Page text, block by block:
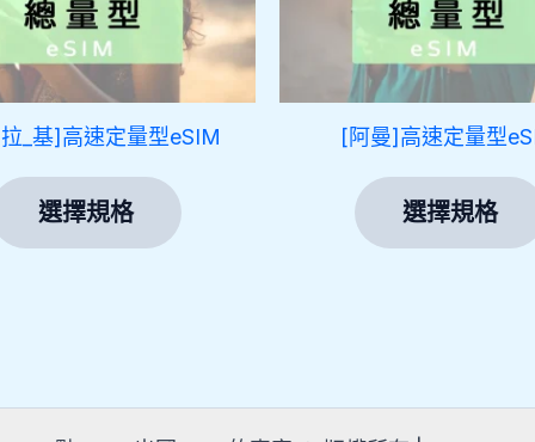
_基]高速定量型eSIM
選擇規格
式。
可
產
面
[阿曼]高速定量型
選擇規格